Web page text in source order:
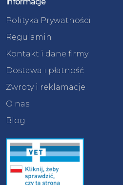
Polityka Prywatności
Regulamin
Kontakt i dane firmy
Dostawa i płatność
Zwroty i reklamacje
O nas
Blog